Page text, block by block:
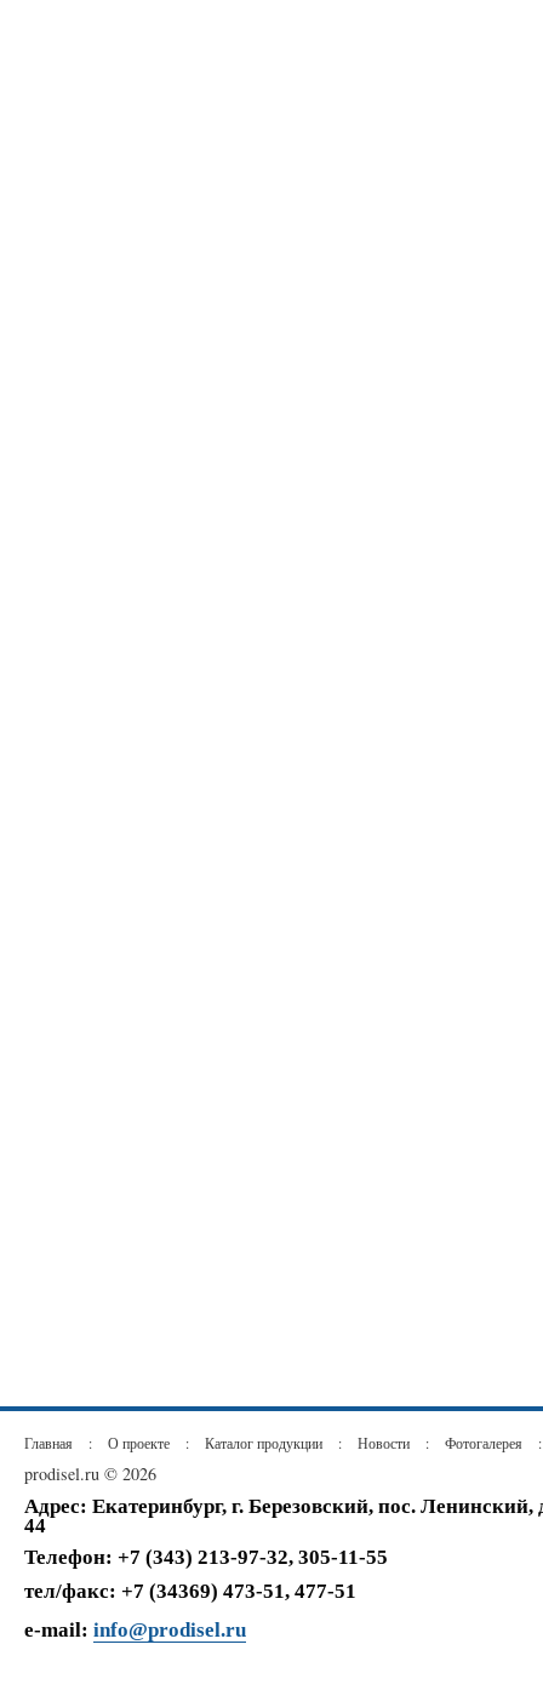
Главная : О проекте : Каталог продукции : Новости : Фотогалерея :
prodisel.ru © 2026
Адрес: Екатеринбург, г. Березовский, пос. Ленинский,
44
Телефон: +7 (343) 213-97-32, 305-11-55
тел/факс: +7 (34369) 473-51, 477-51
e-mail: info@prodisel.ru